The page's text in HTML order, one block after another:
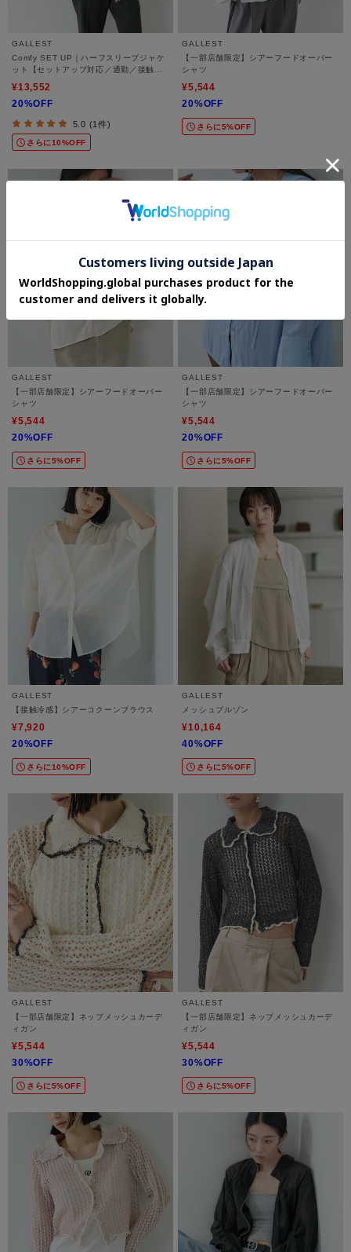
GALLEST
Comfy SET UP｜ハーフスリーブジャケ
ット【セットアップ対応／通勤／接触冷
¥13,552
20%OFF
5.0 (1件)
さらに10%OFF
GALLEST
【一部店舗限定】シアーフードオーバー
シャツ
¥5,544
20%OFF
さらに5%OFF
GALLEST
【一部店舗限定】シアーフードオーバー
シャツ
¥5,544
20%OFF
さらに5%OFF
GALLEST
【一部店舗限定】シアーフードオーバー
シャツ
¥5,544
20%OFF
さらに5%OFF
GALLEST
【接触冷感】シアーコクーンブラウス
¥7,920
20%OFF
さらに10%OFF
GALLEST
メッシュブルゾン
¥10,164
40%OFF
さらに5%OFF
GALLEST
【一部店舗限定】ネップメッシュカーデ
ィガン
¥5,544
30%OFF
さらに5%OFF
GALLEST
【一部店舗限定】ネップメッシュカーデ
ィガン
¥5,544
30%OFF
さらに5%OFF